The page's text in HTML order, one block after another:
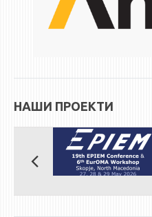
НАШИ ПРОЕКТИ